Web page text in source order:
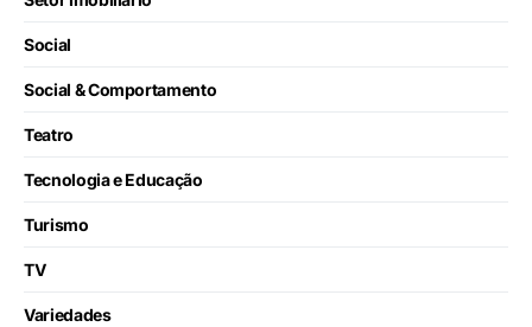
Social
Social & Comportamento
Teatro
Tecnologia e Educação
Turismo
TV
Variedades